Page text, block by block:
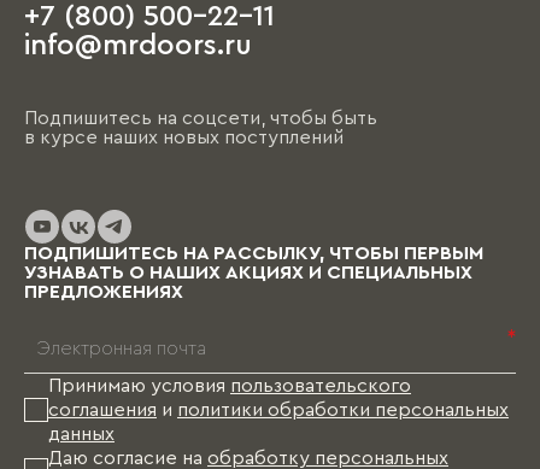
+7 (800) 500-22-11
info@mrdoors.ru
Подпишитесь на соцсети, чтобы быть
в курсе наших новых поступлений
ПОДПИШИТЕСЬ НА РАССЫЛКУ, ЧТОБЫ ПЕРВЫМ
УЗНАВАТЬ О НАШИХ АКЦИЯХ И СПЕЦИАЛЬНЫХ
ПРЕДЛОЖЕНИЯХ
*
Принимаю условия пользовательского
соглашения и политики обработки персональных
данных
Даю согласие на обработку персональных